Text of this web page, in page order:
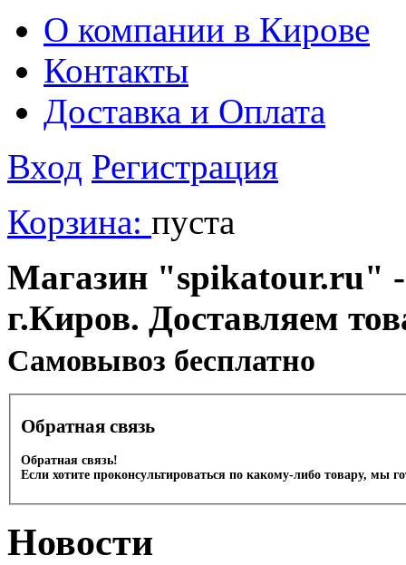
О компании в Кирове
Контакты
Доставка и Оплата
Вход Регистрация
Корзина: пуста
Магазин "spikatour.ru" -
г.Киров. Доставляем
Cамовывоз бесплатно
Обратная связь
Обратная связь!
Если хотите проконсультироваться по какому-либо товару, мы
Новости